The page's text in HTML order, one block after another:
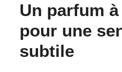
Un parfum
pour une
subtile